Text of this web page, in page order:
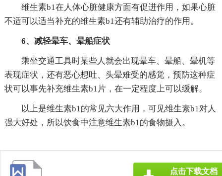
维生素b1在人体心脏健康方面有促进作用，如果心脏
不适可以适当补充的维生素b1还有辅助治疗的作用。
6、减轻晕车、晕船症状
乘坐交通工具时某些人就会出现晕车、晕船、晕机等
表现症状，还有恶心想吐、头晕难受的感觉，预防这种症
状可以事先补充维生素b1片，在一定程度上可以缓解。
以上是维生素b1的常见六大作用，可见维生素b1对人
强大好处，所以饮食中注意维生素b1的食物摄入。
点击下载文档